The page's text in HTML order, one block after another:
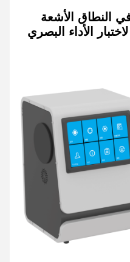
النطاق الأشعة
الأداء البصري